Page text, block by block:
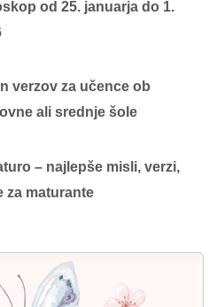
od 25. januarja do 1.
verzov za učence ob
ali srednje šole
– najlepše misli, verzi,
za maturante